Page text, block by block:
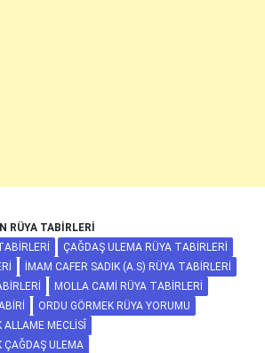
RÜYA TABIRLERI
ÇAĞDAŞ ULEMA RÜYA TABIRLERI
İMAM CAFER SADIK (A.S) RÜYA TABIRLERI
MOLLA CAMI RÜYA TABIRLERI
ORDU GÖRMEK RÜYA YORUMU
ALLAME MECLISÎ
ÇAĞDAŞ ULEMA